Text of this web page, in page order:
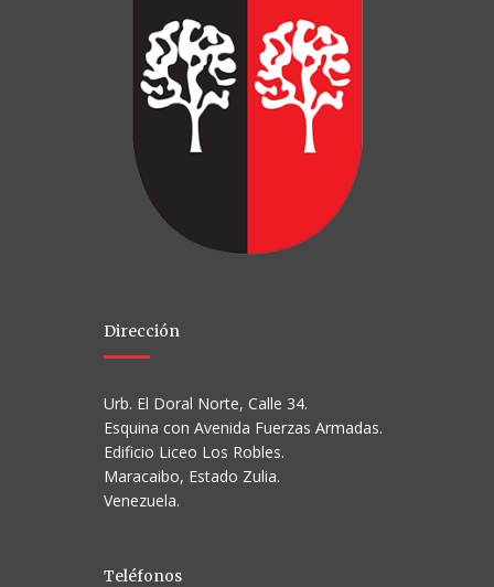
Dirección
Urb. El Doral Norte, Calle 34.
Esquina con Avenida Fuerzas Armadas.
Edificio Liceo Los Robles.
Maracaibo, Estado Zulia.
Venezuela.
Teléfonos